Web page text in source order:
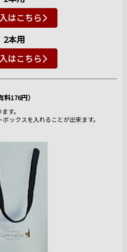
はこちら
2本用
はこちら
料176円）
す。
ックスを入れることが出来ます。